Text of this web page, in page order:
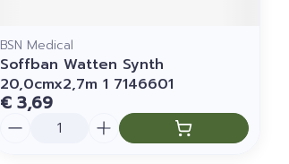
BSN Medical
Soffban Watten Synth
20,0cmx2,7m 1 7146601
€ 3,69